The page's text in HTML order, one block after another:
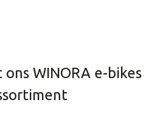
WINORA e-bikes